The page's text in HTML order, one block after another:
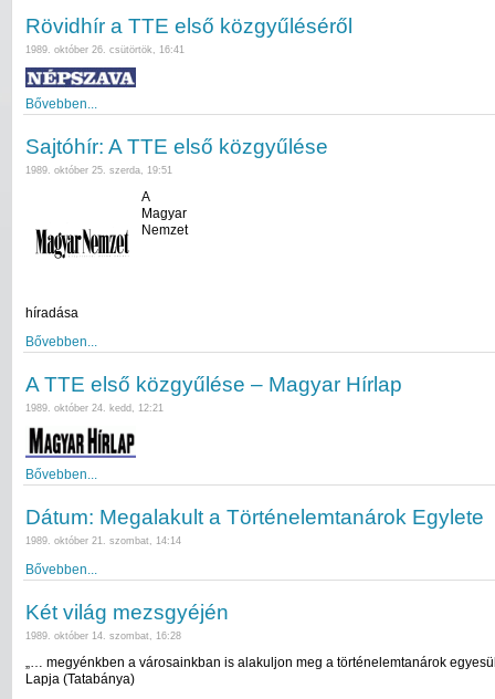
Rövidhír a TTE első közgyűléséről
1989. október 26. csütörtök, 16:41
Bővebben...
Sajtóhír: A TTE első közgyűlése
1989. október 25. szerda, 19:51
A
Magyar
Nemzet
híradása
Bővebben...
A TTE első közgyűlése – Magyar Hírlap
1989. október 24. kedd, 12:21
Bővebben...
Dátum: Megalakult a Történelemtanárok Egylete
1989. október 21. szombat, 14:14
Bővebben...
Két világ mezsgyéjén
1989. október 14. szombat, 16:28
„… megyénkben a városainkban is alakuljon meg a történelemtanárok
Lapja (Tatabánya)